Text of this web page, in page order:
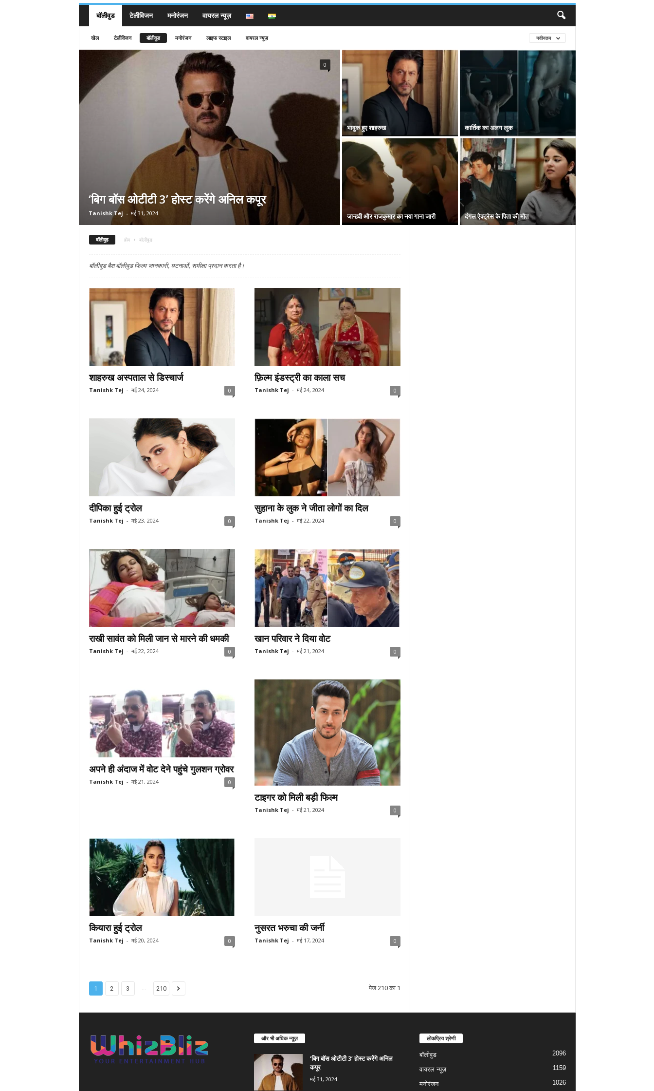
बॉलीवुड टेलीविजन मनोरंजन वायरल न्यूज़
खेल टेलीविजन बॉलीवुड मनोरंजन लाइफ स्टाइल वायरल न्यूज़ नवीनतम
‘बिग बॉस ओटीटी 3’ होस्ट करेंगे अनिल कपूर
Tanishk Tej - मई 31, 2024
0
भावुक हुए शाहरुख कार्तिक का अलग लुक
जान्हवी और राजकुमार का नया गाना जारी दंगल ऐक्ट्रेस के पिता की मौत
बॉलीवुड होम बॉलीवुड
बॉलीवुड बैश बॉलीवुड फिल्म जानकारी, घटनाओं, समीक्षा प्रदान करता है।
शाहरुख अस्पताल से डिस्चार्ज
Tanishk Tej - मई 24, 2024 0
फ़िल्म इंडस्ट्री का काला सच
Tanishk Tej - मई 24, 2024 0
दीपिका हुई ट्रोल
Tanishk Tej - मई 23, 2024 0
सुहाना के लुक ने जीता लोगों का दिल
Tanishk Tej - मई 22, 2024 0
राखी सावंत को मिली जान से मारने की धमकी
Tanishk Tej - मई 22, 2024 0
खान परिवार ने दिया वोट
Tanishk Tej - मई 21, 2024 0
अपने ही अंदाज में वोट देने पहुंचे गुलशन ग्रोवर
Tanishk Tej - मई 21, 2024 0
टाइगर को मिली बड़ी फिल्म
Tanishk Tej - मई 21, 2024 0
कियारा हुई ट्रोल
Tanishk Tej - मई 20, 2024 0
नुसरत भरुचा की जर्नी
Tanishk Tej - मई 17, 2024 0
1 2 3 210 पेज 210 का 1
और भी अधिक न्यूज़
‘बिग बॉस ओटीटी 3’ होस्ट करेंगे अनिल
कपूर
मई 31, 2024
लोकप्रिय श्रेणी
बॉलीवुड 2096
वायरल न्यूज़ 1159
मनोरंजन 1026